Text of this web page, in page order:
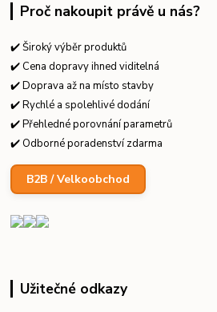
Proč nakoupit právě u nás?
✔️ Široký výběr produktů
✔️ Cena dopravy ihned viditelná
✔️ Doprava až na místo stavby
✔️ Rychlé a spolehlivé dodání
✔️ Přehledné porovnání parametrů
✔️ Odborné poradenství zdarma
B2B / Velkoobchod
Užitečné odkazy